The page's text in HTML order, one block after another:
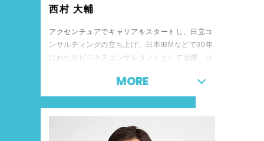
西村 大輔
アクセンチュアでキャリアをスタートし、日立コ
ンサルティングの立ち上げ、日本IBMなどで30年
にわたりビジネスコンサルタントとして活躍。コ
品、日雑、文教、通信業界など、幅広い業界にお
ける、全社業務改革、グループ/グローバル経営管
理、大規模なCRM/ERP導入などを数多く手掛け
規ビジネスの立ち上げに貢献した。その後独立
MORE